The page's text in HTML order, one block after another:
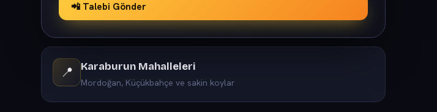
📲 Talebi Gönder
📍 Karaburun Mahalleleri
Mordoğan, Küçükbahçe ve sakin koylar